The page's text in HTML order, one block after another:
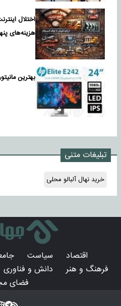
اختلال
هزینه‌های
بهترین مانیتور تا ۱۵
تبلیغات متنی
خرید نهال آلبالو محلی
اقتصاد سیاست
فرهنگ و هنر
دانش و فناوری
فضای